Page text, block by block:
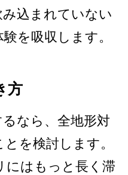
込まれてい­ない
を吸収します。
方
なら­、全地形対
を検討します。
にはもっと長く滞